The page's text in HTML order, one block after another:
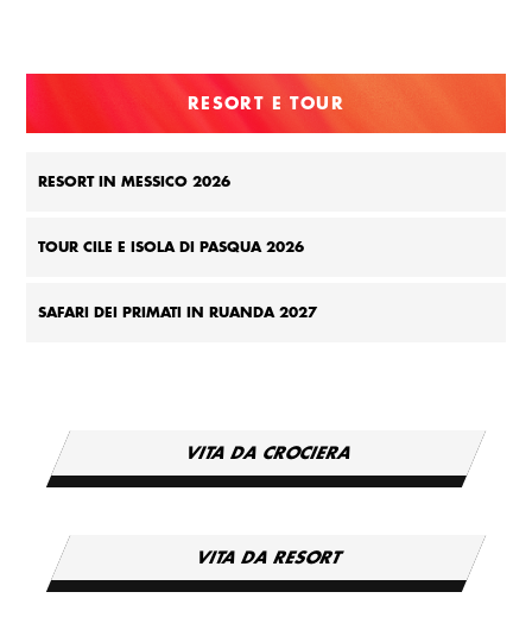
RESORT E TOUR
RESORT IN MESSICO 2026
TOUR CILE E ISOLA DI PASQUA 2026
SAFARI DEI PRIMATI IN RUANDA 2027
VITA DA CROCIERA
VITA DA RESORT